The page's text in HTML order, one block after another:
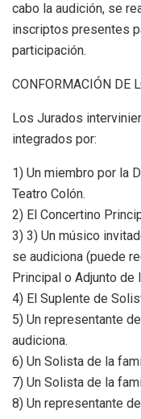
cabo la audición, se
inscriptos presentes
participación.
CONFORMACIÓN DE
Los Jurados
integrados por:
1) Un miembro por la
Teatro Colón.
2) El Concertino
3) 3) Un músico
se audiciona (puede
Principal o Adjunto de
4) El Suplente de
5) Un representante
audiciona.
6) Un Solista de la
7) Un Solista de la
8) Un representante